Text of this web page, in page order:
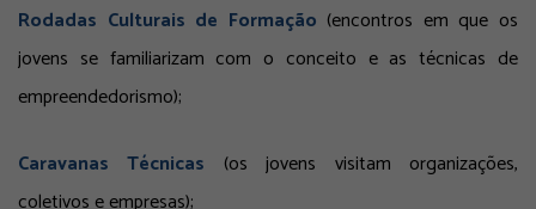
Rodadas Culturais de Formação (encontros em que os
jovens se familiarizam com o conceito e as técnicas de
empreendedorismo);
Caravanas Técnicas (os jovens visitam organizações,
coletivos e empresas);